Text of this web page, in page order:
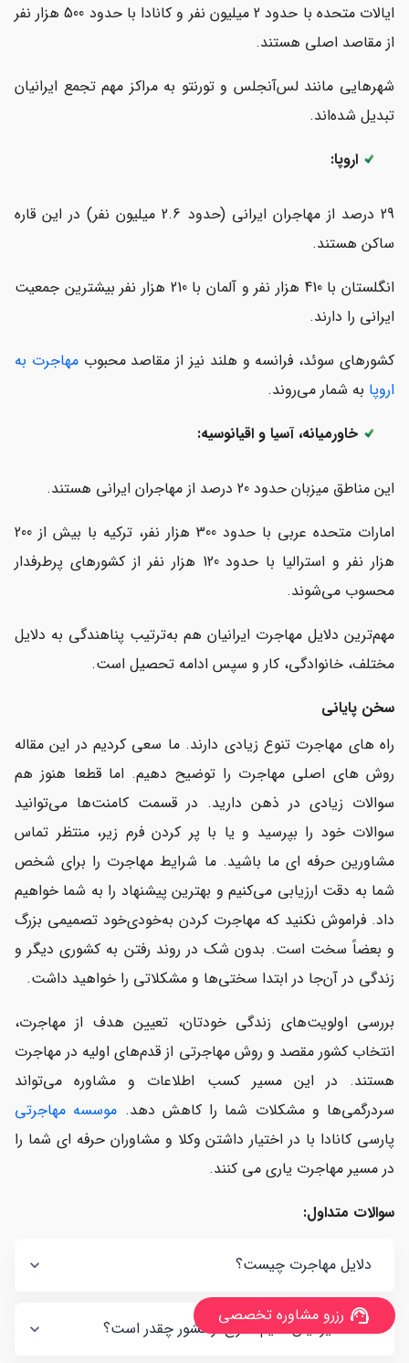
ایالات متحده با حدود 2 میلیون نفر و کانادا با حدود 500 هزار نفر
از مقاصد اصلی هستند.
شهرهایی مانند لس‌آنجلس و تورنتو به مراکز مهم تجمع ایرانیان
تبدیل شده‌اند.
اروپا:
29 درصد از مهاجران ایرانی (حدود 2.6 میلیون نفر) در این قاره
ساکن هستند.
انگلستان با 410 هزار نفر و آلمان با 210 هزار نفر بیشترین جمعیت
ایرانی را دارند.
کشورهای سوئد، فرانسه و هلند نیز از مقاصد محبوبمهاجرت به
اروپا به شمار می‌روند.
خاورمیانه، آسیا و اقیانوسیه:
این مناطق میزبان حدود 20 درصد از مهاجران ایرانی هستند.
امارات متحده عربی با حدود 300 هزار نفر، ترکیه با بیش از 200
هزار نفر و استرالیا با حدود 120 هزار نفر از کشورهای پرطرفدار
محسوب می‌شوند.
مهم‌ترین دلایل مهاجرت ایرانیان هم به‌ترتیب پناهندگی به دلایل
مختلف، خانوادگی، کار و سپس ادامه تحصیل است.
سخن پایانی
راه های مهاجرت تنوع زیادی دارند. ما سعی کردیم در این مقاله
روش های اصلی مهاجرت را توضیح دهیم. اما قطعا هنوز هم
سوالات زیادی در ذهن دارید. در قسمت کامنت‌ها می‌توانید
سوالات خود را بپرسید و یا با پر کردن فرم زیر، منتظر تماس
مشاورین حرفه ای ما باشید. ما شرایط مهاجرت را برای شخص
شما به دقت ارزیابی می‌کنیم و بهترین پیشنهاد را به شما خواهیم
داد. فراموش نکنید که مهاجرت کردن به‌خودی‌خود تصمیمی بزرگ
و بعضاً سخت است. بدون شک در روند رفتن به کشوری دیگر و
زندگی در آن‌جا در ابتدا سختی‌ها و مشکلاتی را خواهید داشت.
بررسی‌ اولویت‌های زندگی خودتان، تعیین هدف از مهاجرت،
انتخاب کشور مقصد و روش مهاجرتی از قدم‌های اولیه در مهاجرت
هستند. در این مسیر کسب اطلاعات و مشاوره می‌تواند
سردرگمی‌ها و مشکلات شما را کاهش دهد. موسسه مهاجرتی
پارسی کانادا با در اختیار داشتن وکلا و مشاوران حرفه ای شما را
در مسیر مهاجرت یاری می کنند.
سوالات متداول:
دلایل مهاجرت چیست؟
تعداد ایرانیان مقیم خارج از کشور چقدر است؟
support_agent رزرو مشاوره تخصصی